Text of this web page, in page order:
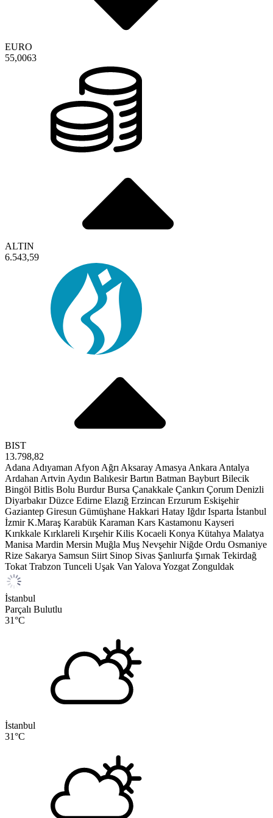
EURO
55,0063
ALTIN
6.543,59
BIST
13.798,82
Adana Adıyaman Afyon Ağrı Aksaray Amasya Ankara Antalya
Ardahan Artvin Aydın Balıkesir Bartın Batman Bayburt Bilecik
Bingöl Bitlis Bolu Burdur Bursa Çanakkale Çankırı Çorum Denizli
Diyarbakır Düzce Edirne Elazığ Erzincan Erzurum Eskişehir
Gaziantep Giresun Gümüşhane Hakkari Hatay Iğdır Isparta İstanbul
İzmir K.Maraş Karabük Karaman Kars Kastamonu Kayseri
Kırıkkale Kırklareli Kırşehir Kilis Kocaeli Konya Kütahya Malatya
Manisa Mardin Mersin Muğla Muş Nevşehir Niğde Ordu Osmaniye
Rize Sakarya Samsun Siirt Sinop Sivas Şanlıurfa Şırnak Tekirdağ
Tokat Trabzon Tunceli Uşak Van Yalova Yozgat Zonguldak
İstanbul
Parçalı Bulutlu
31°C
İstanbul
31°C